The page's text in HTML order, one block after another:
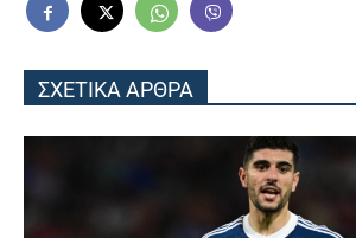
ΣΧΕΤΙΚΑ ΑΡΘΡΑ